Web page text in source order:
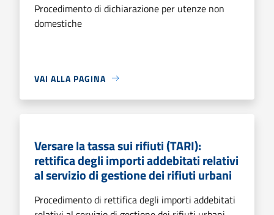
Procedimento di dichiarazione per utenze non
domestiche
VAI ALLA PAGINA
Versare la tassa sui rifiuti (TARI):
rettifica degli importi addebitati relativi
al servizio di gestione dei rifiuti urbani
Procedimento di rettifica degli importi addebitati